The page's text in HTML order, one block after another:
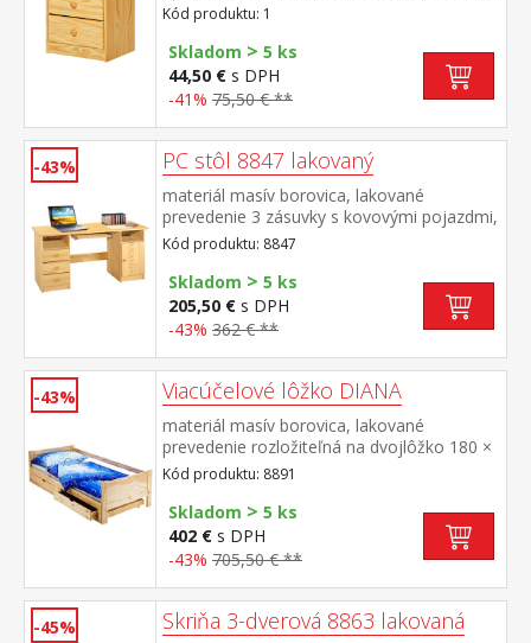
hĺbka zásuvky 27,5 cm
Kód produktu: 1
Skladom > 5 ks
44,50 € s DPH
-41% 75,50 € **
-43% PC stôl 8847 lakovaný
materiál masív borovica, lakované
prevedenie 3 zásuvky s kovovými pojazdmi,
skrinka s dvierkami rozmer zásuvky (š/h/v)
27,9 × 30,7 × 10,6 cm výsuv nie je súčasťou
dodávky k stolu je možné dokúpiť výsuvnú
dosku na klávesnicu 8840
Kód produktu: 8847
Skladom > 5 ks
205,50 € s DPH
-43% 362 € **
-43% Viacúčelové lôžko DIANA
materiál masív borovica, lakované
prevedenie rozložiteľná na dvojlôžko 180 ×
200 cm, výška sedu 38 cm cena vrátane
roštov ale bez matracov odporúčaný
rozmer matracov 90 × 200 cm (M2, M5,
M9, M12, M24, M26)
Kód produktu: 8891
Skladom > 5 ks
402 € s DPH
-43% 705,50 € **
-45% Skriňa 3-dverová 8863 lakovaná